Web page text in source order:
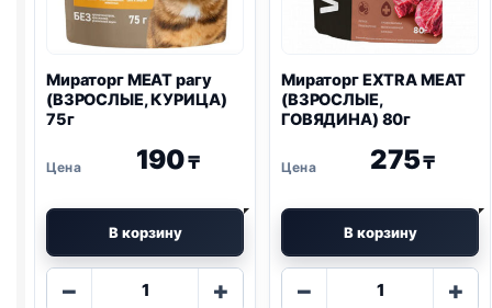
Мираторг MEAT рагу
(ВЗРОСЛЫЕ, КУРИЦА)
75г
190₸
В корзину
−
Количество
+
Мираторг EXTRA MEAT
(ВЗРОСЛЫЕ,
ГОВЯДИНА) 80г
275₸
В корзину
−
Количество
+